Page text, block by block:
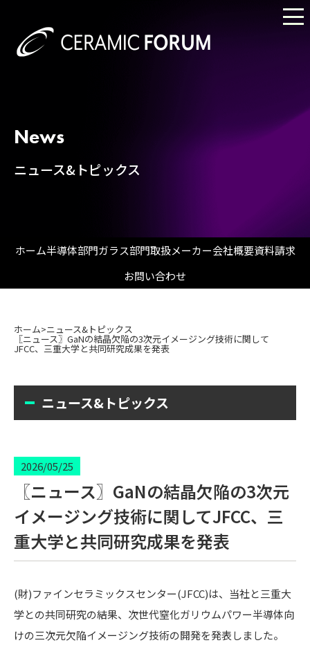
News
ニュース&トピックス
ホーム半導体部門ガラス部門取扱メーカー会社概要資料請求
お問い合わせ
ホーム>ニュース&トピックス
〖ニュース〗GaNの結晶欠陥の3次元イメージング技術に関して
JFCC、三重大学と共同研究成果を発表
ニュース&トピックス
2026/05/25
〖ニュース〗GaNの結晶欠陥の3次元
イメージング技術に関してJFCC、三
重大学と共同研究成果を発表
(財)ファインセラミックスセンター(JFCC)は、当社と三重大
学との共同研究の結果、次世代窒化ガリウムパワー半導体向
けの三次元欠陥イメージング技術の開発を発表しました。